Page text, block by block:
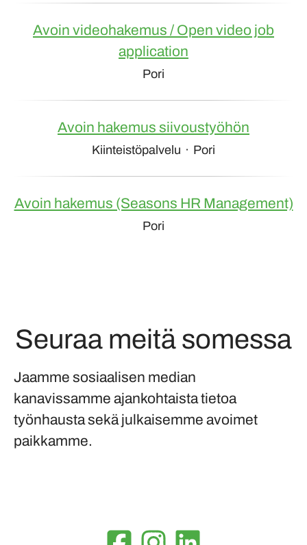
Avoin videohakemus / Open video job
application
Pori
Avoin hakemus siivoustyöhön
Kiinteistöpalvelu · Pori
Avoin hakemus (Seasons HR Management)
Pori
Seuraa meitä somessa
Jaamme sosiaalisen median
kanavissamme ajankohtaista tietoa
työnhausta sekä julkaisemme avoimet
paikkamme.